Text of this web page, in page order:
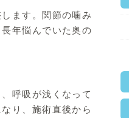
ます。関節の噛み
年悩んでいた奥の
呼吸が浅くなって
り、施術直後から